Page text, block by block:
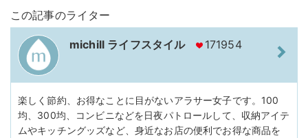
この記事のライター
michill ライフスタイル 171954
楽しく節約、お得なことに目がないアラサー女子です。100
均、300均、コンビニなどを日夜パトロールして、収納アイテ
ムやキッチングッズなど、身近なお店の便利でお得な商品を